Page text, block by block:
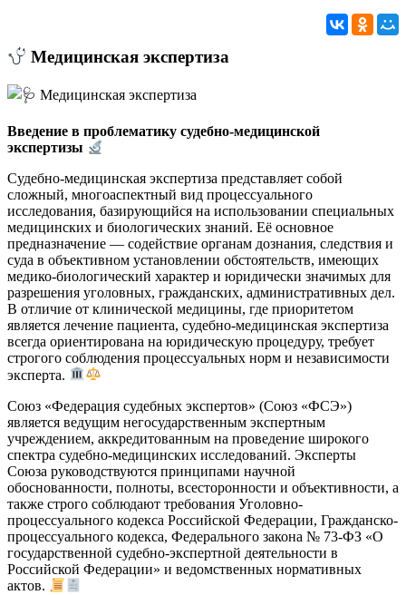
Медицинская экспертиза
Введение в проблематику судебно-медицинской
экспертизы
Судебно-медицинская экспертиза представляет собой
сложный, многоаспектный вид процессуального
исследования, базирующийся на использовании специальных
медицинских и биологических знаний. Её основное
предназначение — содействие органам дознания, следствия и
суда в объективном установлении обстоятельств, имеющих
медико-биологический характер и юридически значимых для
разрешения уголовных, гражданских, административных дел.
В отличие от клинической медицины, где приоритетом
является лечение пациента, судебно-медицинская экспертиза
всегда ориентирована на юридическую процедуру, требует
строгого соблюдения процессуальных норм и независимости
эксперта.
Союз «Федерация судебных экспертов» (Союз «ФСЭ»)
является ведущим негосударственным экспертным
учреждением, аккредитованным на проведение широкого
спектра судебно-медицинских исследований. Эксперты
Союза руководствуются принципами научной
обоснованности, полноты, всесторонности и объективности, а
также строго соблюдают требования Уголовно-
процессуального кодекса Российской Федерации, Гражданско-
процессуального кодекса, Федерального закона № 73-ФЗ «О
государственной судебно-экспертной деятельности в
Российской Федерации» и ведомственных нормативных
актов.